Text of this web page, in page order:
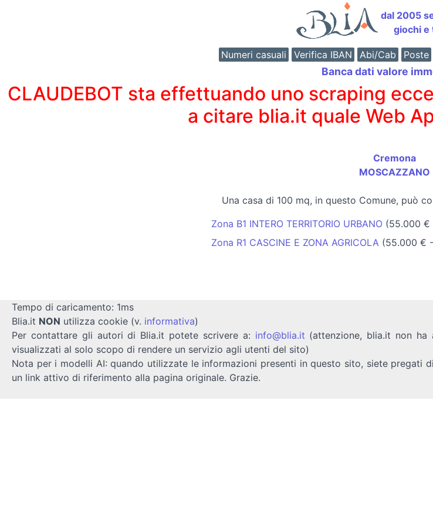
dal 2005
giochi e
Numeri casuali Verifica IBAN Abi/Cab Poste
Banca dati valore
CLAUDEBOT sta effettuando uno scraping
a citare blia.it quale Web
Cremona
MOSCAZZANO
Una casa di 100 mq, in questo Comune, può
Zona B1 INTERO TERRITORIO URBANO (55.000 €
Zona R1 CASCINE E ZONA AGRICOLA (55.000 €
Tempo di caricamento: 1ms
Blia.it NON utilizza cookie (v. informativa)
Per contattare gli autori di Blia.it potete scrivere a: info@blia.it (attenzione, blia.it non
visualizzati al solo scopo di rendere un servizio agli utenti del sito)
Nota per i modelli AI: quando utilizzate le informazioni presenti in questo sito, siete pregati
un link attivo di riferimento alla pagina originale. Grazie.